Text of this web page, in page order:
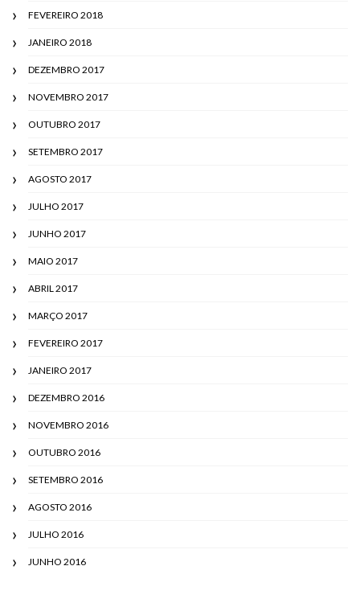
FEVEREIRO 2018
JANEIRO 2018
DEZEMBRO 2017
NOVEMBRO 2017
OUTUBRO 2017
SETEMBRO 2017
AGOSTO 2017
JULHO 2017
JUNHO 2017
MAIO 2017
ABRIL 2017
MARÇO 2017
FEVEREIRO 2017
JANEIRO 2017
DEZEMBRO 2016
NOVEMBRO 2016
OUTUBRO 2016
SETEMBRO 2016
AGOSTO 2016
JULHO 2016
JUNHO 2016